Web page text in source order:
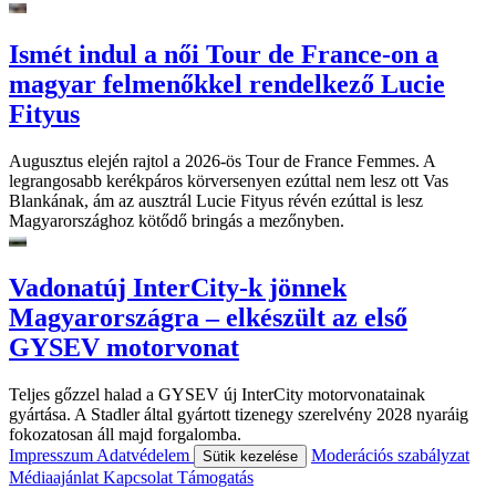
Ismét indul a női Tour de France-on a
magyar felmenőkkel rendelkező Lucie
Fityus
Augusztus elején rajtol a 2026-ös Tour de France Femmes. A
legrangosabb kerékpáros körversenyen ezúttal nem lesz ott Vas
Blankának, ám az ausztrál Lucie Fityus révén ezúttal is lesz
Magyarországhoz kötődő bringás a mezőnyben.
Vadonatúj InterCity-k jönnek
Magyarországra – elkészült az első
GYSEV motorvonat
Teljes gőzzel halad a GYSEV új InterCity motorvonatainak
gyártása. A Stadler által gyártott tizenegy szerelvény 2028 nyaráig
fokozatosan áll majd forgalomba.
Impresszum Adatvédelem Sütik kezelése
Moderációs szabályzat
Médiaajánlat Kapcsolat Támogatás